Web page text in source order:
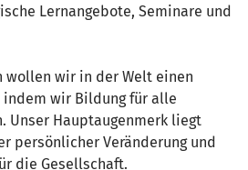
Lernangebote, Seminare und
wollen wir in der Welt einen
wir Bildung für alle
Unser Hauptaugenmerk liegt
persönlicher Veränderung und
die Gesellschaft.